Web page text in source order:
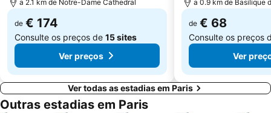
a 2.1 km de Notre-Dame Cathedral
de € 174
Consulte os preços de 15 sites
Ver preços
a 0.9 km de Basilique
de € 68
Consulte os preços
Ver
Ver todas as estadias em Paris
Outras estadias em Paris